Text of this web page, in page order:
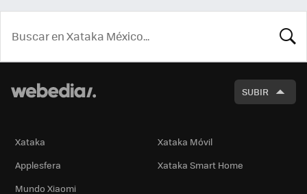
SUBIR
Xataka
Xataka Móvil
Applesfera
Xataka Smart Home
Mundo Xiaomi